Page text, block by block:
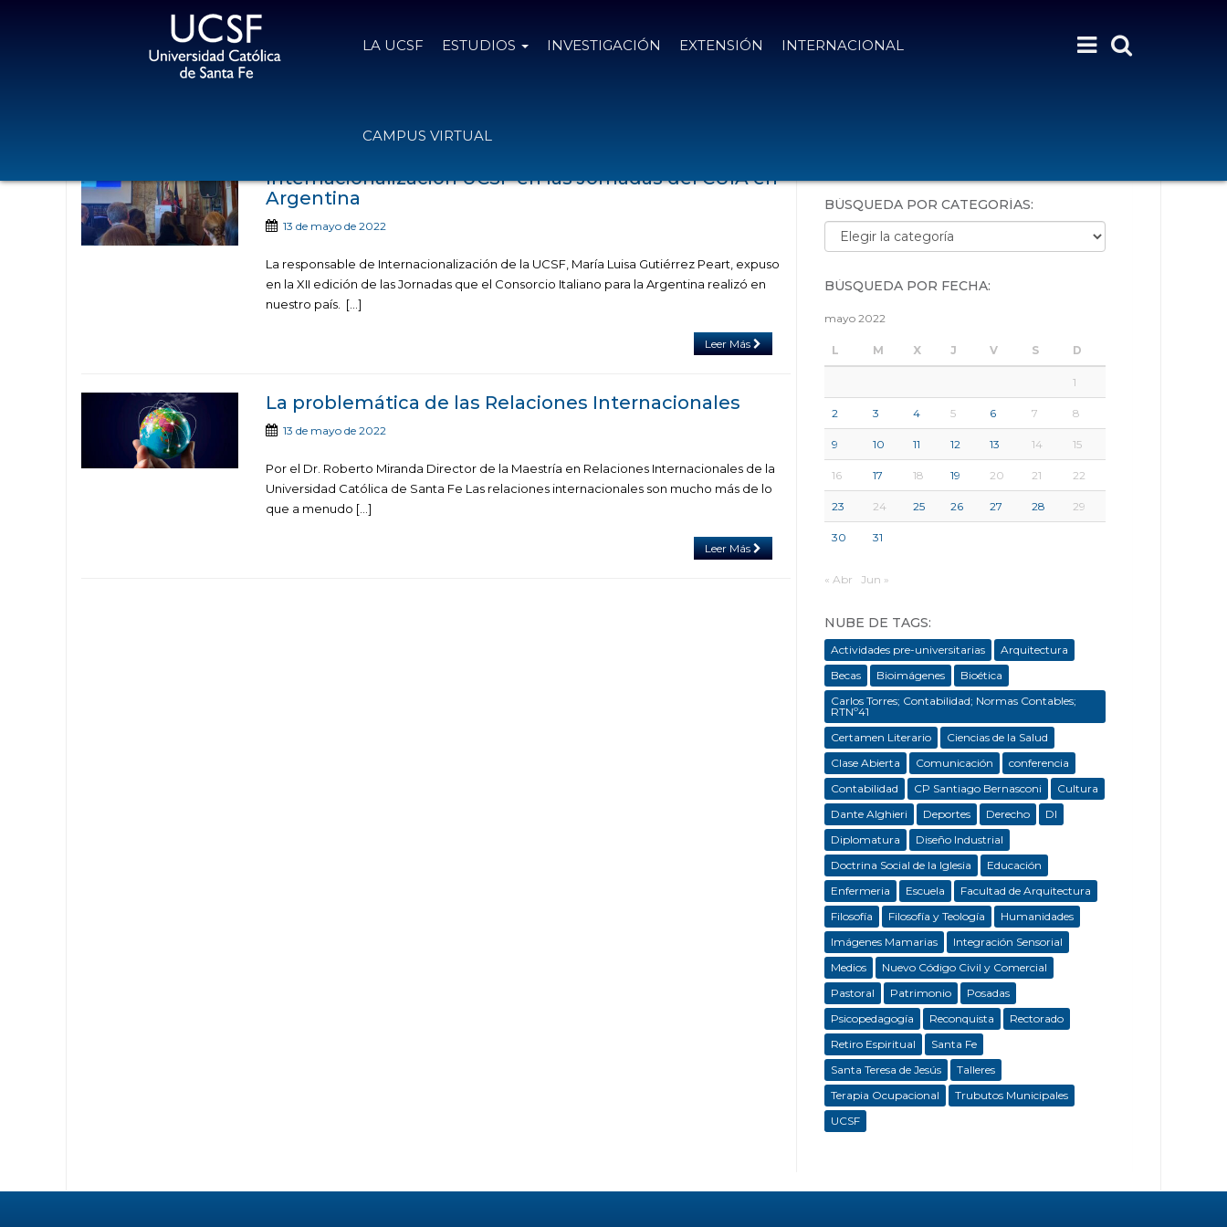
LA UCSF ESTUDIOS INVESTIGACIÓN EXTENSIÓN INTERNACIONAL
CAMPUS VIRTUAL
Internacionalización UCSF en las Jornadas del CUIA en
Argentina
13 de mayo de 2022
La responsable de Internacionalización de la UCSF, María Luisa Gutiérrez Peart, expuso
en la XII edición de las Jornadas que el Consorcio Italiano para la Argentina realizó en
nuestro país. […]
Leer Más
La problemática de las Relaciones Internacionales
13 de mayo de 2022
Por el Dr. Roberto Miranda Director de la Maestría en Relaciones Internacionales de la
Universidad Católica de Santa Fe Las relaciones internacionales son mucho más de lo
que a menudo […]
Leer Más
BÚSQUEDA POR CATEGORÍAS:
Búsqueda por categorías:
BÚSQUEDA POR FECHA:
mayo 2022
L M X J V S D
1
2 3 4 5 6 7 8
9 10 11 12 13 14 15
16 17 18 19 20 21 22
23 24 25 26 27 28 29
30 31
« Abr Jun »
NUBE DE TAGS:
Actividades pre-universitarias
Arquitectura
Becas
Bioimágenes
Bioética
Carlos Torres; Contabilidad; Normas Contables;
RTNº41
Certamen Literario
Ciencias de la Salud
Clase Abierta
Comunicación
conferencia
Contabilidad
CP Santiago Bernasconi
Cultura
Dante Alghieri
Deportes Derecho
DI
Diplomatura
Diseño Industrial
Doctrina Social de la Iglesia
Educación
Enfermeria
Escuela
Facultad de Arquitectura
Filosofía
Filosofía y Teología
Humanidades
Imágenes Mamarias
Integración Sensorial
Medios
Nuevo Código Civil y Comercial
Pastoral
Patrimonio
Posadas
Psicopedagogía
Reconquista
Rectorado
Retiro Espiritual
Santa Fe
Santa Teresa de Jesús
Talleres
Terapia Ocupacional
Trubutos Municipales
UCSF